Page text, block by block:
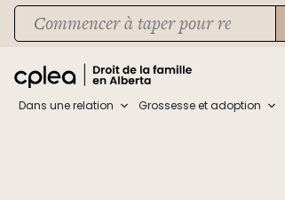
SkipRecherche
Dans une relation Grossesse et adoption